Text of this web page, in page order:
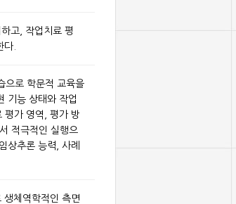
고, 작업치료 평
다.
으로 학문적 교육을
기능 상태와 작업
평가 영역, 평가 방
적극적인 실행으
상추론 능력, 사례
생체역학적인 측면